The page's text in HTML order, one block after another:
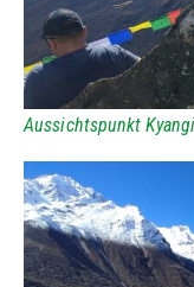
Aussichtspunkt